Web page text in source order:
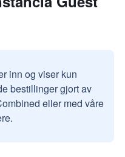
inn og viser kun
bestillinger gjort av
eller med våre